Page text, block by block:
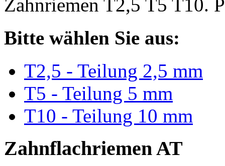
Zahnriemen T2,5 T5 T10.
Bitte wählen Sie aus:
T2,5 - Teilung 2,5 mm
T5 - Teilung 5 mm
T10 - Teilung 10 mm
Zahnflachriemen AT